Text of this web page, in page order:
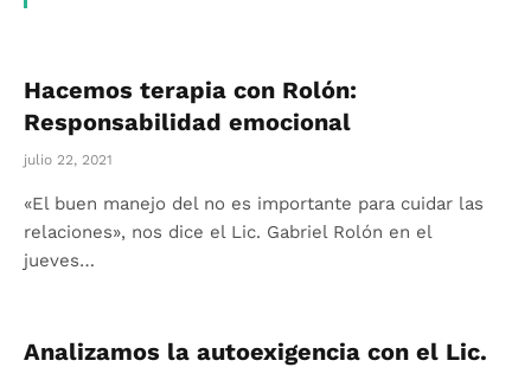
Hacemos terapia con Rolón:
Responsabilidad emocional
julio 22, 2021
«El buen manejo del no es importante para cuidar las
relaciones», nos dice el Lic. Gabriel Rolón en el
jueves…
Analizamos la autoexigencia con el Lic.